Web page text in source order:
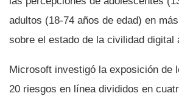
adultos (18-74 años de edad) en
sobre el estado de la civilidad digital
Microsoft investigó la exposición de
20 riesgos en lí­nea divididos en